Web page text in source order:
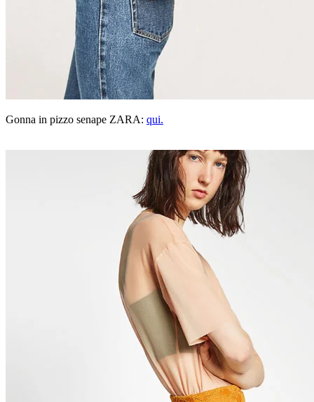
Gonna in pizzo senape ZARA: qui.